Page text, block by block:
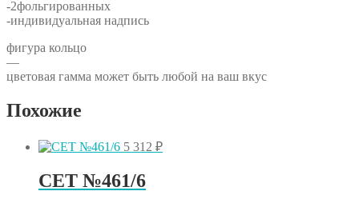
-2фольгированных
-индивидуальная надпись
фигура кольцо
—
цветовая гамма может быть любой на ваш вкус
Похожие
5 312 ₽
СЕТ №461/6